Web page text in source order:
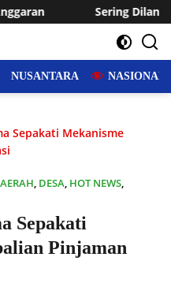
Genangan, Desa Sukaraja
NUSANTARA NASIONAL
Sepakati Mekanisme
, DESA, HOT NEWS,
Sepakati
Pinjaman